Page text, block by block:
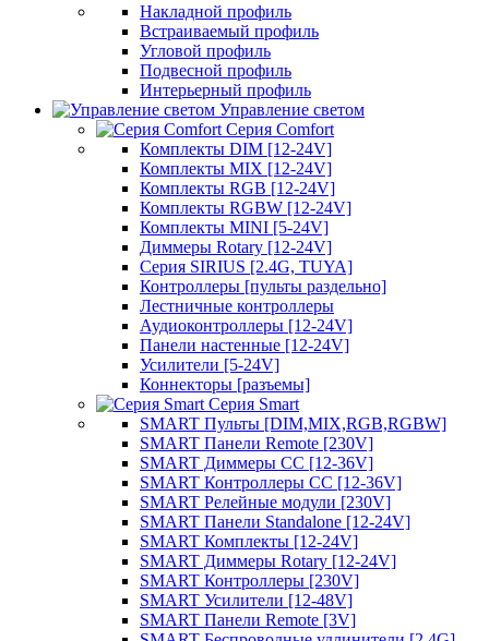
Накладной профиль
Встраиваемый профиль
Угловой профиль
Подвесной профиль
Интерьерный профиль
Управление светом
Серия Comfort
Комплекты DIM [12-24V]
Комплекты MIX [12-24V]
Комплекты RGB [12-24V]
Комплекты RGBW [12-24V]
Комплекты MINI [5-24V]
Диммеры Rotary [12-24V]
Серия SIRIUS [2.4G, TUYA]
Контроллеры [пульты раздельно]
Лестничные контроллеры
Аудиоконтроллеры [12-24V]
Панели настенные [12-24V]
Усилители [5-24V]
Коннекторы [разъемы]
Серия Smart
SMART Пульты [DIM,MIX,RGB,RGBW]
SMART Панели Remote [230V]
SMART Диммеры CC [12-36V]
SMART Контроллеры CC [12-36V]
SMART Релейные модули [230V]
SMART Панели Standalone [12-24V]
SMART Комплекты [12-24V]
SMART Диммеры Rotary [12-24V]
SMART Контроллеры [230V]
SMART Усилители [12-48V]
SMART Панели Remote [3V]